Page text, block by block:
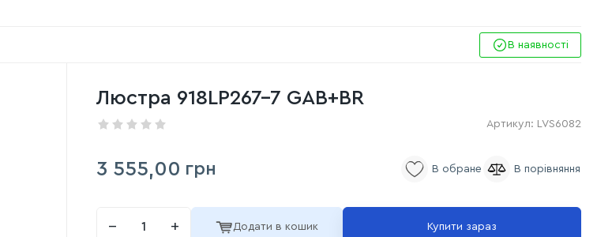
В наявності
Люстра 918LP267-7 GAB+BR
Артикул: LVS6082
3 555,00 грн
− + Додати в кошик Купити зараз